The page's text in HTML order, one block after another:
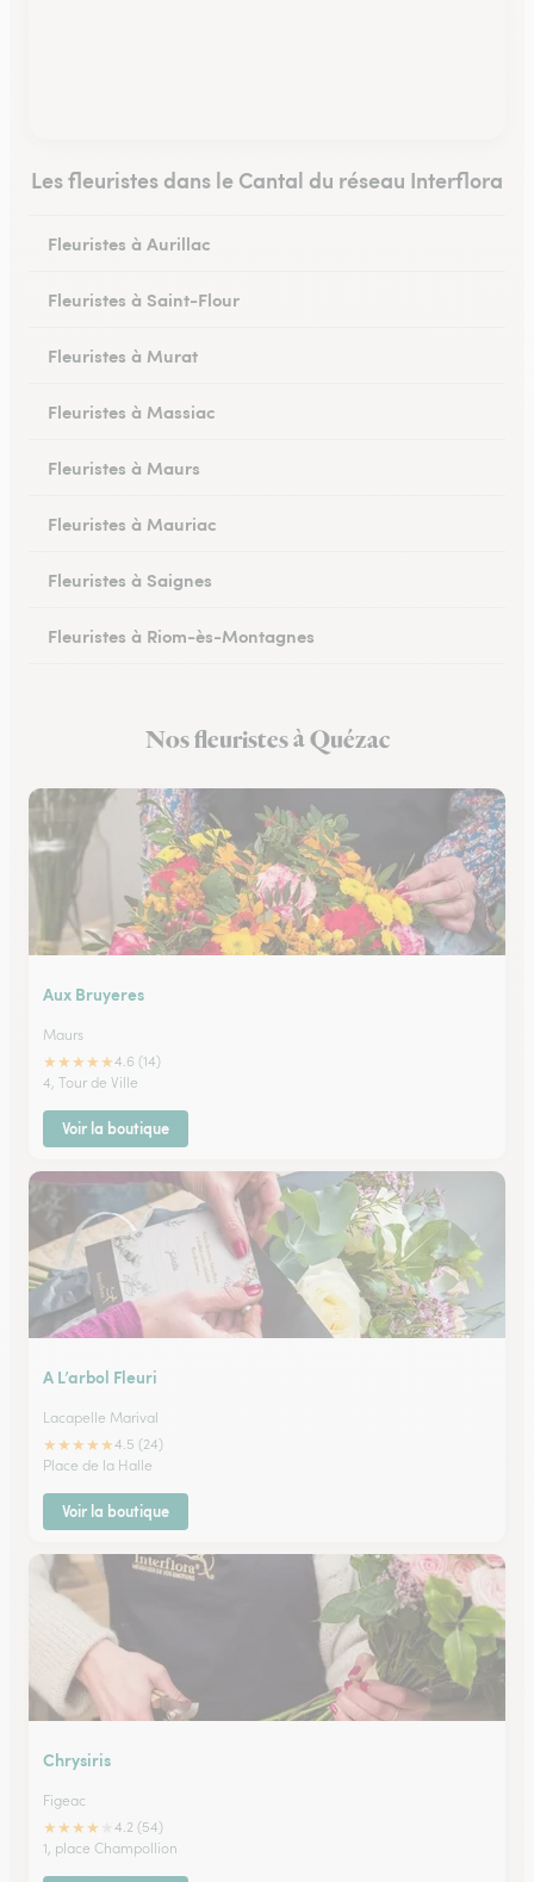
Les fleuristes dans le Cantal du réseau Interflora
Fleuristes à Aurillac
Fleuristes à Saint-Flour
Fleuristes à Murat
Fleuristes à Massiac
Fleuristes à Maurs
Fleuristes à Mauriac
Fleuristes à Saignes
Fleuristes à Riom-ès-Montagnes
Nos fleuristes à Quézac
Aux Bruyeres
Maurs
★★★★★4.6 (14)
4, Tour de Ville
Voir la boutique
A L’arbol Fleuri
Lacapelle Marival
★★★★★4.5 (24)
Place de la Halle
Voir la boutique
Chrysiris
Figeac
★★★★
4.2 (54)
1, place Champollion